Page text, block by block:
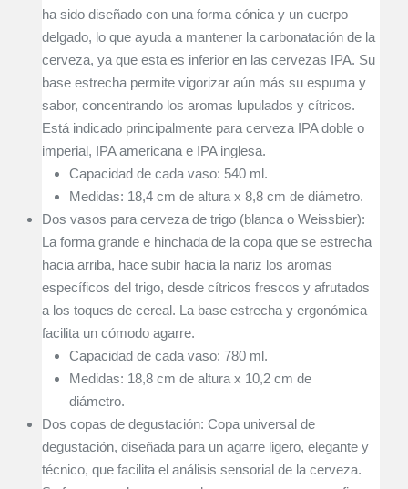
ha sido diseñado con una forma cónica y un cuerpo
delgado, lo que ayuda a mantener la carbonatación de la
cerveza, ya que esta es inferior en las cervezas IPA. Su
base estrecha permite vigorizar aún más su espuma y
sabor, concentrando los aromas lupulados y cítricos.
Está indicado principalmente para cerveza IPA doble o
imperial, IPA americana e IPA inglesa.
Capacidad de cada vaso: 540 ml.
Medidas: 18,4 cm de altura x 8,8 cm de diámetro.
Dos vasos para cerveza de trigo (blanca o Weissbier):
La forma grande e hinchada de la copa que se estrecha
hacia arriba, hace subir hacia la nariz los aromas
específicos del trigo, desde cítricos frescos y afrutados
a los toques de cereal. La base estrecha y ergonómica
facilita un cómodo agarre.
Capacidad de cada vaso: 780 ml.
Medidas: 18,8 cm de altura x 10,2 cm de
diámetro.
Dos copas de degustación: Copa universal de
degustación, diseñada para un agarre ligero, elegante y
técnico, que facilita el análisis sensorial de la cerveza.